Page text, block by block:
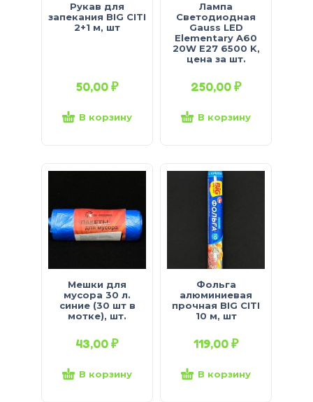
Рукав для
запекания BIG CITI
2+1 м, шт
50,00₽
В корзину
Лампа
Светодиодная
Gauss LED
Elementary A60
20W E27 6500 K,
цена за шт.
250,00₽
В корзину
Мешки для
мусора 30 л.
синие (30 шт в
мотке), шт.
43,00₽
В корзину
Фольга
алюминиевая
прочная BIG CITI
10 м, шт
119,00₽
В корзину